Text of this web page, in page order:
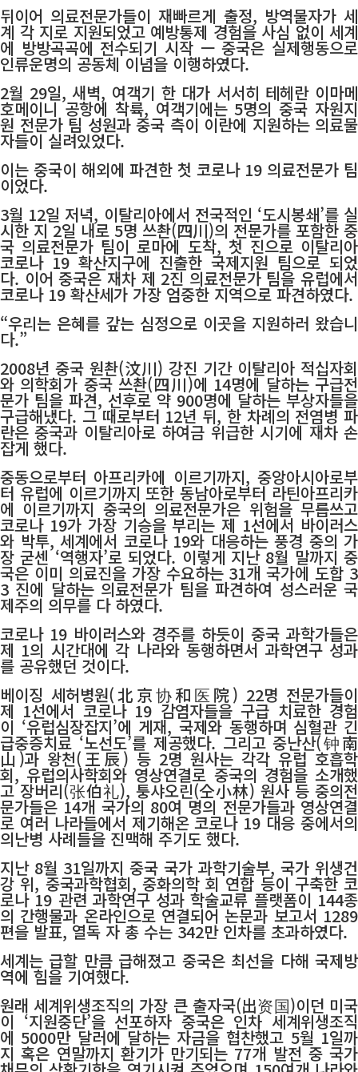
뒤이어 의료전문가들이 재빠르게 출정, 방역물자가 세
계 각 지로 지원되었고 예방통제 경험을 사심 없이 세계
에 방방곡곡에 전수되기 시작 ㅡ 중국은 실제행동으로
인류운명의 공동체 이념을 이행하였다.
2월 29일, 새벽, 여객기 한 대가 서서히 테헤란 이마메
호메이니 공항에 착륙, 여객기에는 5명의 중국 자원지
원 전문가 팀 성원과 중국 측이 이란에 지원하는 의료물
자들이 실려있었다.
이는 중국이 해외에 파견한 첫 코로나 19 의료전문가 팀
이었다.
3월 12일 저녁, 이탈리아에서 전국적인 ‘도시봉쇄’를 실
시한 지 2일 내로 5명 쓰촨(四川)의 전문가를 포함한 중
국 의료전문가 팀이 로마에 도착, 첫 진으로 이탈리아
코로나 19 확산지구에 진출한 국제지원 팀으로 되었
다. 이어 중국은 재차 제 2진 의료전문가 팀을 유럽에서
코로나 19 확산세가 가장 엄중한 지역으로 파견하였다.
“우리는 은혜를 갚는 심정으로 이곳을 지원하러 왔습니
다.”
2008년 중국 원촨(汶川) 강진 기간 이탈리아 적십자회
와 의학회가 중국 쓰촨(四川)에 14명에 달하는 구급전
문가 팀을 파견, 선후로 약 900명에 달하는 부상자들을
구급해냈다. 그 때로부터 12년 뒤, 한 차례의 전염병 파
란은 중국과 이탈리아로 하여금 위급한 시기에 재차 손
잡게 했다.
중동으로부터 아프리카에 이르기까지, 중앙아시아로부
터 유럽에 이르기까지 또한 동남아로부터 라틴아프리카
에 이르기까지 중국의 의료전문가은 위험을 무릅쓰고
코로나 19가 가장 기승을 부리는 제 1선에서 바이러스
와 박투, 세계에서 코로나 19와 대응하는 풍경 중의 가
장 굳센 ‘역행자’로 되었다. 이렇게 지난 8월 말까지 중
국은 이미 의료진을 가장 수요하는 31개 국가에 도합 3
3 진에 달하는 의료전문가 팀을 파견하여 성스러운 국
제주의 의무를 다 하였다.
코로나 19 바이러스와 경주를 하듯이 중국 과학가들은
제 1의 시간대에 각 나라와 동행하면서 과학연구 성과
를 공유했던 것이다.
베이징 세허병원(北京协和医院) 22명 전문가들이
제 1선에서 코로나 19 감염자들을 구급 치료한 경험
이 ‘유럽심장잡지’에 게재, 국제와 동행하며 심혈관 긴
급중증치료 ‘노선도’를 제공했다. 그리고 중난산(钟南
山)과 왕천(王辰) 등 2명 원사는 각각 유럽 호흡학
회, 유럽의사학회와 영상연결로 중국의 경험을 소개했
고 장버리(张伯礼), 퉁샤오린(仝小林) 원사 등 중의전
문가들은 14개 국가의 80여 명의 전문가들과 영상연결
로 여러 나라들에서 제기해온 코로나 19 대응 중에서의
의난병 사례들을 진맥해 주기도 했다.
지난 8월 31일까지 중국 국가 과학기술부, 국가 위생건
강 위, 중국과학협회, 중화의학 회 연합 등이 구축한 코
로나 19 관련 과학연구 성과 학술교류 플랫폼이 144종
의 간행물과 온라인으로 연결되어 논문과 보고서 1289
편을 발표, 열독 자 총 수는 342만 인차를 초과하였다.
세계는 급할 만큼 급해졌고 중국은 최선을 다해 국제방
역에 힘을 기여했다.
원래 세계위생조직의 가장 큰 출자국(出资国)이던 미국
이 ‘지원중단’을 선포하자 중국은 인차 세계위생조직
에 5000만 달러에 달하는 자금을 협찬했고 5월 1일까
지 혹은 연말까지 환기가 만기되는 77개 발전 중 국가